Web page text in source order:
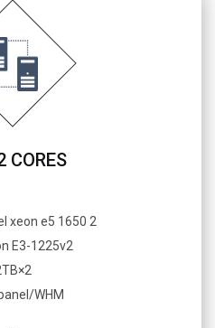
CORES
2 intel xeon e5 1650 المعالجات
E3-1225v2
2×2TB
WHM